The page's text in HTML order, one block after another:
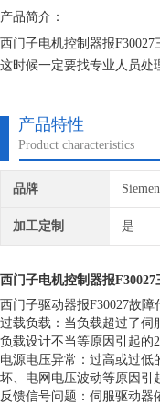
产品简介：
西门子电机控制器报
这时候一定要找专业人员处
产品特性
Product characteristics
品牌
加工定制 是
西门子电机控制器报
西门子驱动器报F30027故
过载负载：当负载超过了伺
负载设计不当等原因引起的2
电源电压异常：过高或过
坏、电网电压波动等原因引
反馈信号问题：伺服驱动